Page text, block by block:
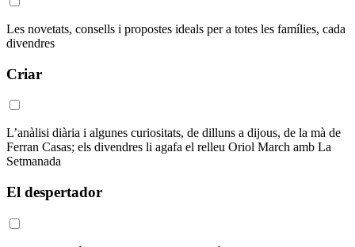
Les novetats, consells i propostes ideals per a totes les famílies, cada
divendres
Criar
L’anàlisi diària i algunes curiositats, de dilluns a dijous, de la mà de
Ferran Casas; els divendres li agafa el relleu Oriol March amb La
Setmanada
El despertador